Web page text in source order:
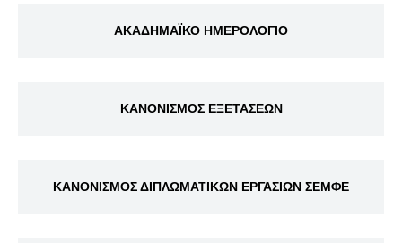
ΑΚΑΔΗΜΑΪΚΟ ΗΜΕΡΟΛΟΓΙΟ
ΚΑΝΟΝΙΣΜΟΣ ΕΞΕΤΑΣΕΩΝ
ΚΑΝΟΝΙΣΜΟΣ ΔΙΠΛΩΜΑΤΙΚΩΝ ΕΡΓΑΣΙΩΝ ΣΕΜΦΕ